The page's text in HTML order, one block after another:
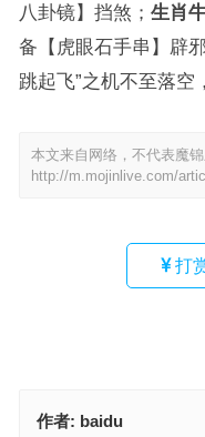
八卦镜】挡煞； 生肖
备【虎眼石手串】辟
跳起飞”之机不至落空
本文来自网络，不代表魔
http://m.mojinlive.com/
打
作者: baidu